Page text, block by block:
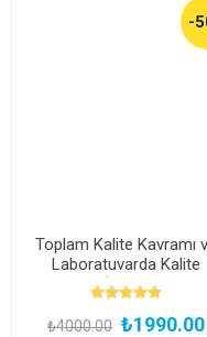
-
Toplam Kalite Kavramı
Laboratuvarda Kalite
Yaklaşımı (Kayıttan
İzle)
₺4000.00 ₺1990.00